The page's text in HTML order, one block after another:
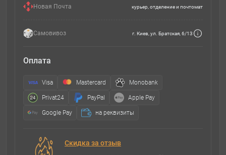
Новая Почта курьер, отделение и почтомат
Самовивоз г. Киев, ул. Братская, 6/13
Оплата
Visa Mastercard Monobank
Privat24 PayPal Apple Pay
Google Pay на реквизиты
Скидка за отзыв